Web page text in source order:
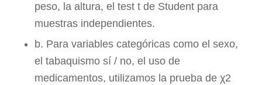
peso, la altura, el test t de Student para
muestras independientes.
b. Para variables categóricas como el sexo,
el tabaquismo sí / no, el uso de
medicamentos, utilizamos la prueba de χ2